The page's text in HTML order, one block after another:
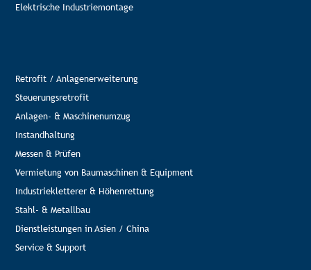
Elektrische Industriemontage
Retrofit / Anlagenerweiterung
Steuerungsretrofit
Anlagen- & Maschinenumzug
Instandhaltung
Messen & Prüfen
Vermietung von Baumaschinen & Equipment
Industriekletterer & Höhenrettung
Stahl- & Metallbau
Dienstleistungen in Asien / China
Service & Support